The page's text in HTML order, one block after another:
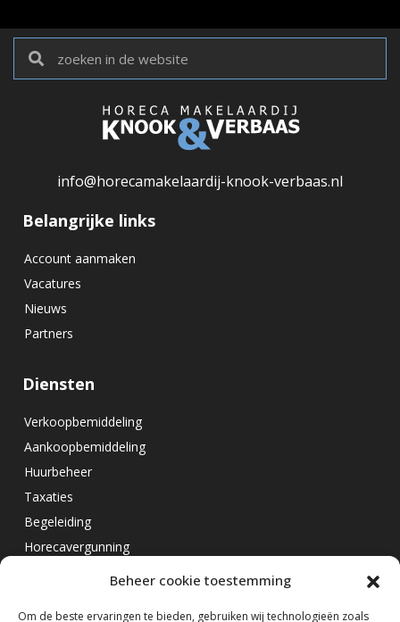
Beheer cookie toestemming
Om de beste ervaringen te bieden, gebruiken wij technologieën zoals
info@horecamakelaardij-knook-verbaas.nl
Belangrijke links
Account aanmaken
Vacatures
Nieuws
Partners
Diensten
Verkoopbemiddeling
Aankoopbemiddeling
Huurbeheer
Taxaties
Begeleiding
Horecavergunning